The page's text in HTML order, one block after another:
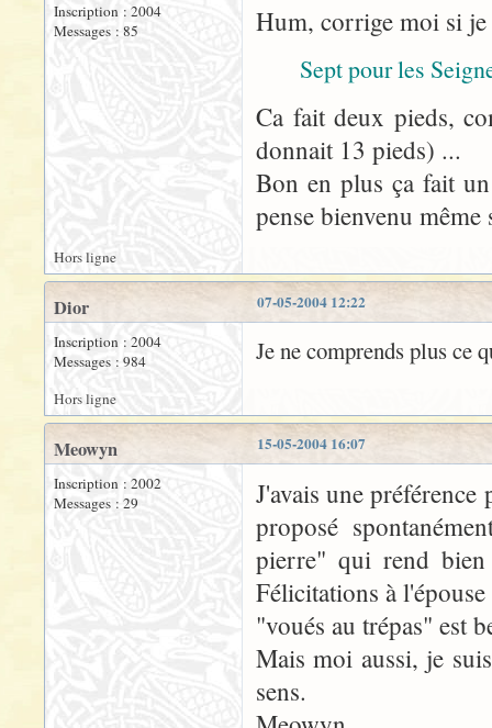
Inscription : 2004
Messages : 85
Hum, corrige moi si je
Sept pour les
Ca fait deux pieds,
donnait 13 pieds) ...
Bon en plus ça fait
pense bienvenu
Hors ligne
07-05-2004 12:22
Dior
Inscription : 2004
Messages : 984
Je ne comprends plus ce
Hors ligne
15-05-2004 16:07
Meowyn
Inscription : 2002
Messages : 29
J'avais une
proposé
pierre" qui rend bien
Félicitations à l'épouse
"voués au trépas" est
Mais moi aussi, je
sens.